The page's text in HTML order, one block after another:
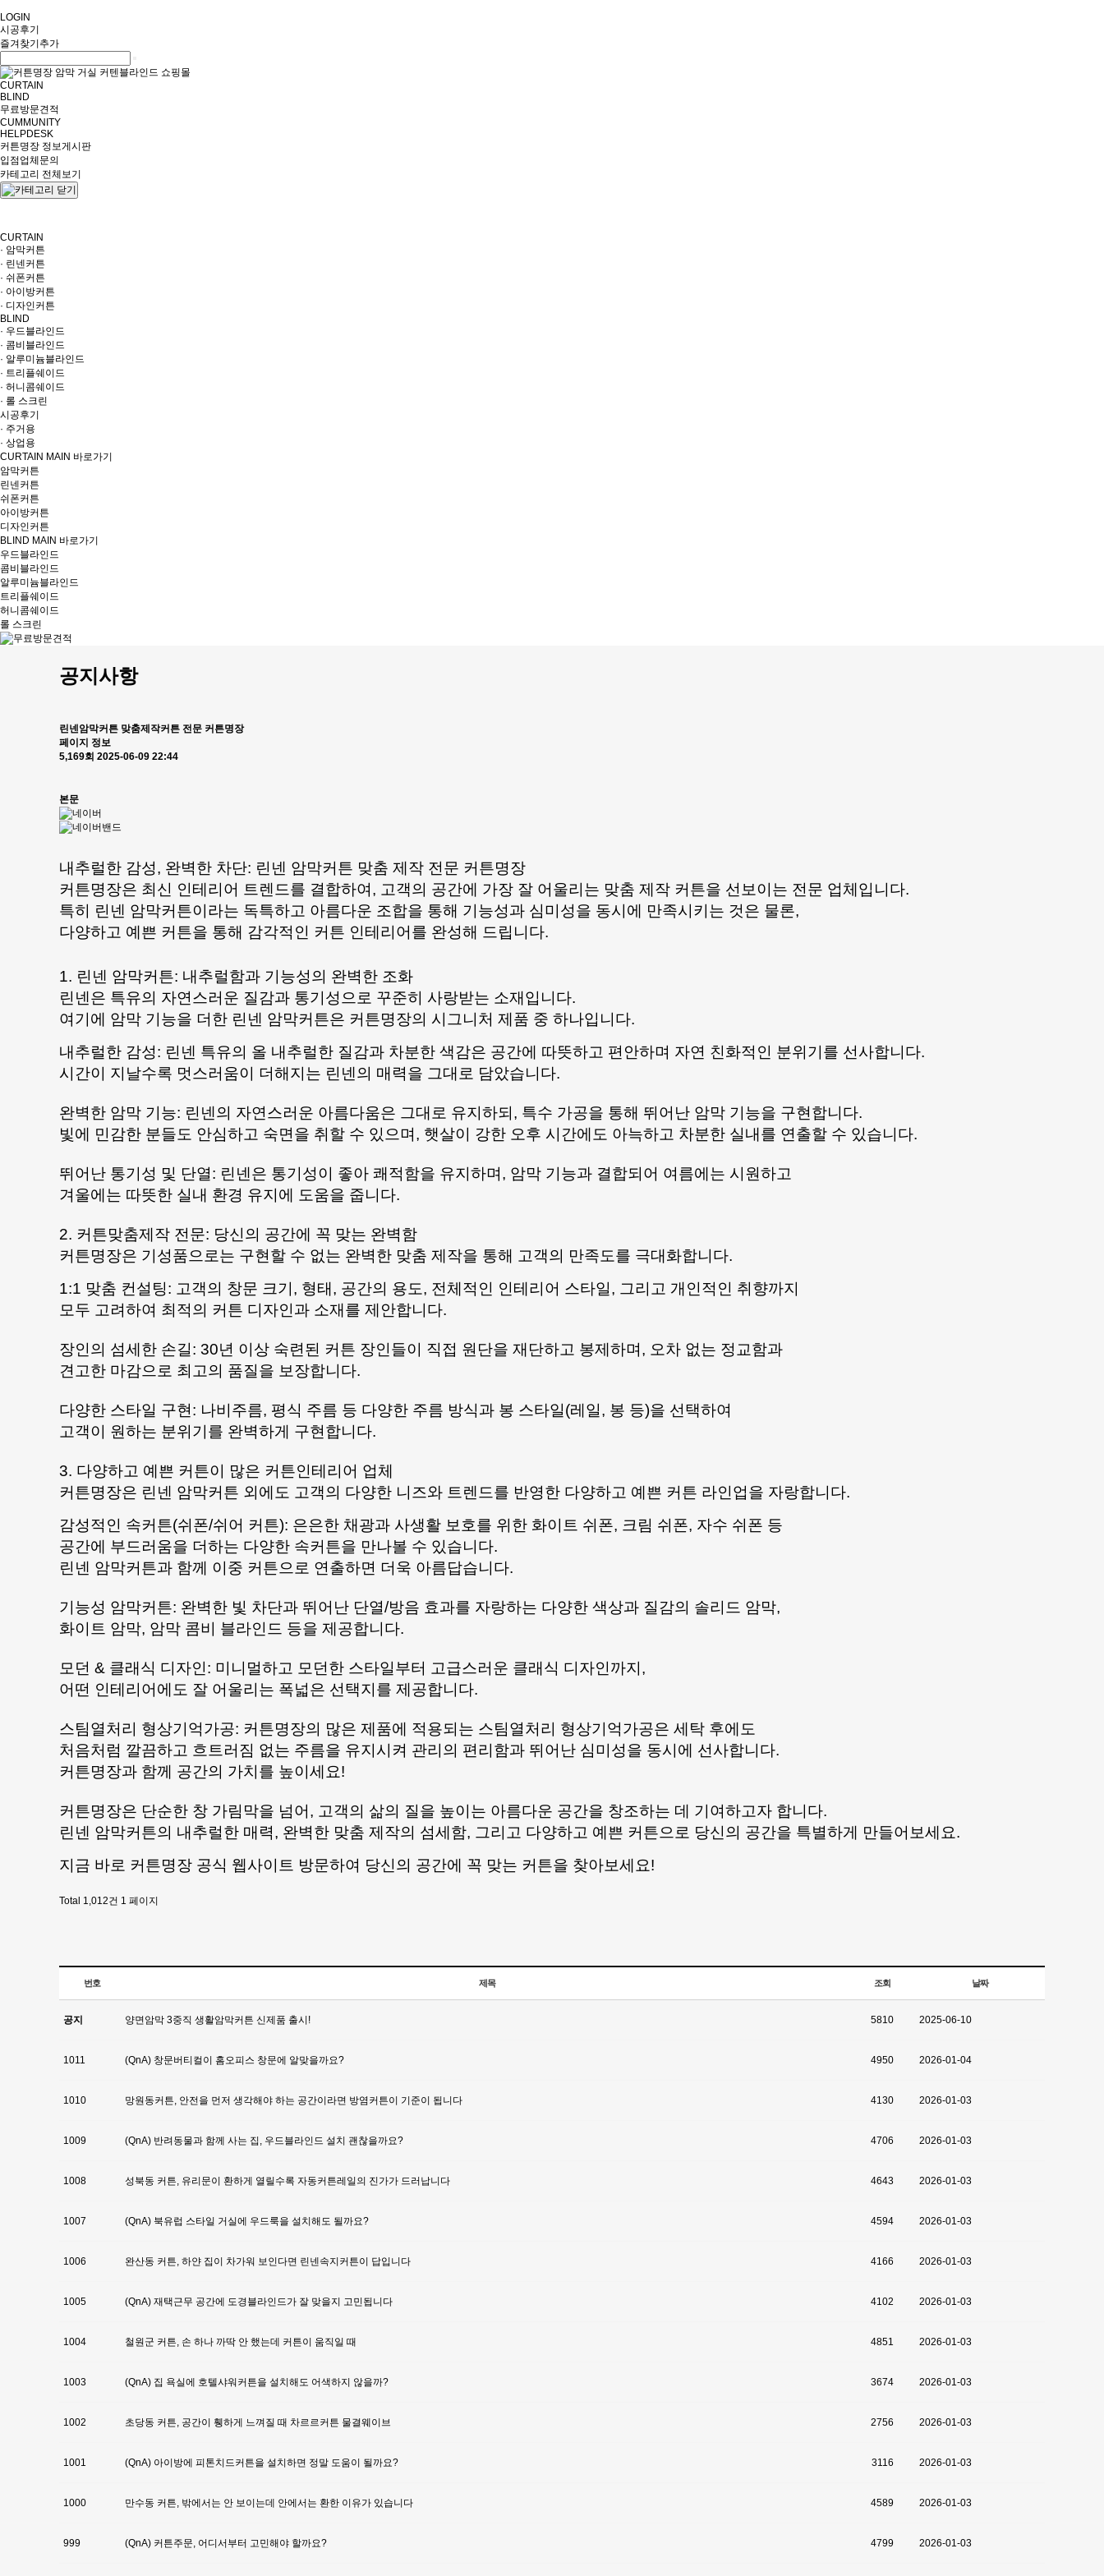
LOGIN
시공후기
즐겨찾기추가
CURTAIN
BLIND
무료방문견적
CUMMUNITY
HELPDESK
커튼명장 정보게시판
입점업체문의
카테고리 전체보기
CURTAIN
· 암막커튼
· 린넨커튼
· 쉬폰커튼
· 아이방커튼
· 디자인커튼
BLIND
· 우드블라인드
· 콤비블라인드
· 알루미늄블라인드
· 트리플쉐이드
· 허니콤쉐이드
· 롤 스크린
시공후기
· 주거용
· 상업용
CURTAIN MAIN 바로가기
암막커튼
린넨커튼
쉬폰커튼
아이방커튼
디자인커튼
BLIND MAIN 바로가기
우드블라인드
콤비블라인드
알루미늄블라인드
트리플쉐이드
허니콤쉐이드
롤 스크린
공지사항
린넨암막커튼 맞춤제작커튼 전문 커튼명장
페이지 정보
5,169회 2025-06-09 22:44
본문
내추럴한 감성, 완벽한 차단: 린넨 암막커튼 맞춤 제작 전문 커튼명장
커튼명장은 최신 인테리어 트렌드를 결합하여, 고객의 공간에 가장 잘 어울리는 맞춤 제작 커튼을 선보이는 전문 업체입니다.
특히 린넨 암막커튼이라는 독특하고 아름다운 조합을 통해 기능성과 심미성을 동시에 만족시키는 것은 물론,
다양하고 예쁜 커튼을 통해 감각적인 커튼 인테리어를 완성해 드립니다.
1. 린넨 암막커튼: 내추럴함과 기능성의 완벽한 조화
린넨은 특유의 자연스러운 질감과 통기성으로 꾸준히 사랑받는 소재입니다.
여기에 암막 기능을 더한 린넨 암막커튼은 커튼명장의 시그니처 제품 중 하나입니다.
내추럴한 감성: 린넨 특유의 올 내추럴한 질감과 차분한 색감은 공간에 따뜻하고 편안하며 자연 친화적인 분위기를 선사합니다.
시간이 지날수록 멋스러움이 더해지는 린넨의 매력을 그대로 담았습니다.
완벽한 암막 기능: 린넨의 자연스러운 아름다움은 그대로 유지하되, 특수 가공을 통해 뛰어난 암막 기능을 구현합니다.
빛에 민감한 분들도 안심하고 숙면을 취할 수 있으며, 햇살이 강한 오후 시간에도 아늑하고 차분한 실내를 연출할 수 있습니다.
뛰어난 통기성 및 단열: 린넨은 통기성이 좋아 쾌적함을 유지하며, 암막 기능과 결합되어 여름에는 시원하고
겨울에는 따뜻한 실내 환경 유지에 도움을 줍니다.
2. 커튼맞춤제작 전문: 당신의 공간에 꼭 맞는 완벽함
커튼명장은 기성품으로는 구현할 수 없는 완벽한 맞춤 제작을 통해 고객의 만족도를 극대화합니다.
1:1 맞춤 컨설팅: 고객의 창문 크기, 형태, 공간의 용도, 전체적인 인테리어 스타일, 그리고 개인적인 취향까지
모두 고려하여 최적의 커튼 디자인과 소재를 제안합니다.
장인의 섬세한 손길: 30년 이상 숙련된 커튼 장인들이 직접 원단을 재단하고 봉제하며, 오차 없는 정교함과
견고한 마감으로 최고의 품질을 보장합니다.
다양한 스타일 구현: 나비주름, 평식 주름 등 다양한 주름 방식과 봉 스타일(레일, 봉 등)을 선택하여
고객이 원하는 분위기를 완벽하게 구현합니다.
3. 다양하고 예쁜 커튼이 많은 커튼인테리어 업체
커튼명장은 린넨 암막커튼 외에도 고객의 다양한 니즈와 트렌드를 반영한 다양하고 예쁜 커튼 라인업을 자랑합니다.
감성적인 속커튼(쉬폰/쉬어 커튼): 은은한 채광과 사생활 보호를 위한 화이트 쉬폰, 크림 쉬폰, 자수 쉬폰 등
공간에 부드러움을 더하는 다양한 속커튼을 만나볼 수 있습니다.
린넨 암막커튼과 함께 이중 커튼으로 연출하면 더욱 아름답습니다.
기능성 암막커튼: 완벽한 빛 차단과 뛰어난 단열/방음 효과를 자랑하는 다양한 색상과 질감의 솔리드 암막,
화이트 암막, 암막 콤비 블라인드 등을 제공합니다.
모던 & 클래식 디자인: 미니멀하고 모던한 스타일부터 고급스러운 클래식 디자인까지,
어떤 인테리어에도 잘 어울리는 폭넓은 선택지를 제공합니다.
스팀열처리 형상기억가공: 커튼명장의 많은 제품에 적용되는 스팀열처리 형상기억가공은 세탁 후에도
처음처럼 깔끔하고 흐트러짐 없는 주름을 유지시켜 관리의 편리함과 뛰어난 심미성을 동시에 선사합니다.
커튼명장과 함께 공간의 가치를 높이세요!
커튼명장은 단순한 창 가림막을 넘어, 고객의 삶의 질을 높이는 아름다운 공간을 창조하는 데 기여하고자 합니다.
린넨 암막커튼의 내추럴한 매력, 완벽한 맞춤 제작의 섬세함, 그리고 다양하고 예쁜 커튼으로 당신의 공간을 특별하게 만들어보세요.
지금 바로 커튼명장 공식 웹사이트 방문하여 당신의 공간에 꼭 맞는 커튼을 찾아보세요!
Total 1,012건 1 페이지
번호 제목 조회 날짜
공지 양면암막 3중직 생활암막커튼 신제품 출시! 5810 2025-06-10
1011 (QnA) 창문버티컬이 홈오피스 창문에 알맞을까요? 4950 2026-01-04
1010 망원동커튼, 안전을 먼저 생각해야 하는 공간이라면 방염커튼이 기준이 됩니다 4130 2026-01-03
1009 (QnA) 반려동물과 함께 사는 집, 우드블라인드 설치 괜찮을까요? 4706 2026-01-03
1008 성북동 커튼, 유리문이 환하게 열릴수록 자동커튼레일의 진가가 드러납니다 4643 2026-01-03
1007 (QnA) 북유럽 스타일 거실에 우드룩을 설치해도 될까요? 4594 2026-01-03
1006 완산동 커튼, 하얀 집이 차가워 보인다면 린넨속지커튼이 답입니다 4166 2026-01-03
1005 (QnA) 재택근무 공간에 도경블라인드가 잘 맞을지 고민됩니다 4102 2026-01-03
1004 철원군 커튼, 손 하나 까딱 안 했는데 커튼이 움직일 때 4851 2026-01-03
1003 (QnA) 집 욕실에 호텔샤워커튼을 설치해도 어색하지 않을까? 3674 2026-01-03
1002 초당동 커튼, 공간이 휑하게 느껴질 때 차르르커튼 물결웨이브 2756 2026-01-03
1001 (QnA) 아이방에 피톤치드커튼을 설치하면 정말 도움이 될까요? 3116 2026-01-03
1000 만수동 커튼, 밖에서는 안 보이는데 안에서는 환한 이유가 있습니다 4589 2026-01-03
999 (QnA) 커튼주문, 어디서부터 고민해야 할까요? 4799 2026-01-03